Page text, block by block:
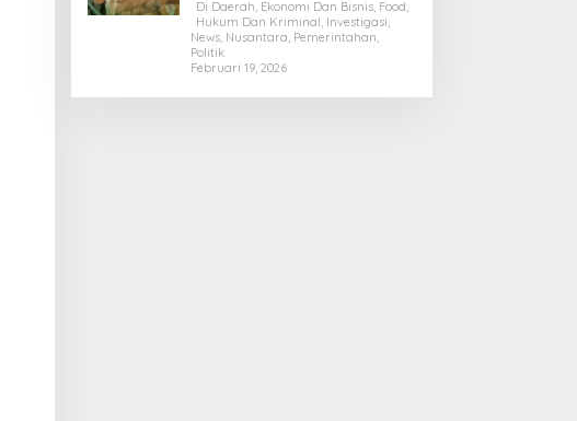
Pengadaan Sapi Di Dinas
Pertanian Dan Peternakan
Bener Meriah
Di Daerah, Ekonomi Dan Bisnis, Food,
Hukum Dan Kriminal, Investigasi,
News, Nusantara, Pemerintahan,
Politik
Februari 19, 2026